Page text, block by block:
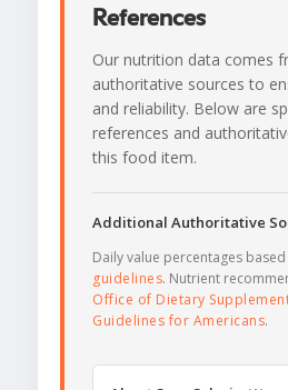
References
Our nutrition data comes
authoritative sources to
and reliability. Below are
references and
this food item.
Additional Authoritative
Daily value percentages
guidelines. Nutrient
Office of Dietary
Guidelines for Americans.